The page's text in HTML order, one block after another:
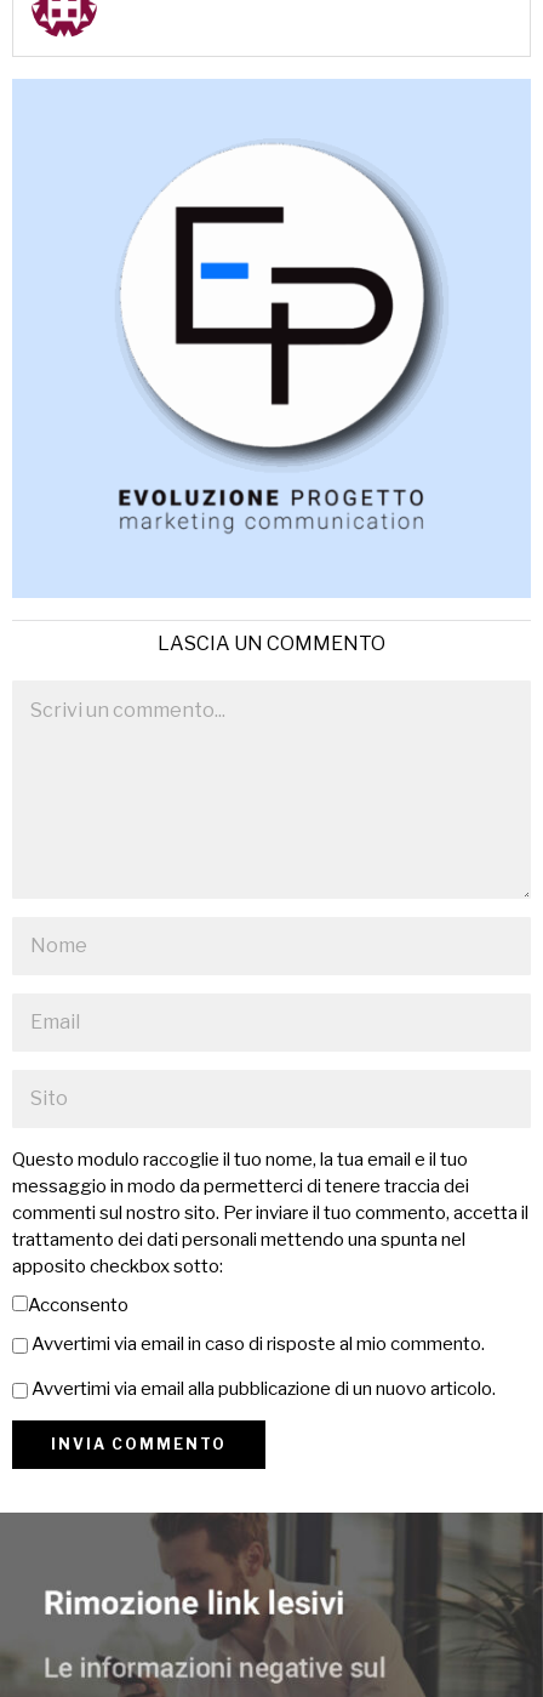
LASCIA UN COMMENTO
Questo modulo raccoglie il tuo nome, la tua email e il tuo
messaggio in modo da permetterci di tenere traccia dei
commenti sul nostro sito. Per inviare il tuo commento, accetta il
trattamento dei dati personali mettendo una spunta nel
apposito checkbox sotto:
Acconsento
Avvertimi via email in caso di risposte al mio commento.
Avvertimi via email alla pubblicazione di un nuovo articolo.